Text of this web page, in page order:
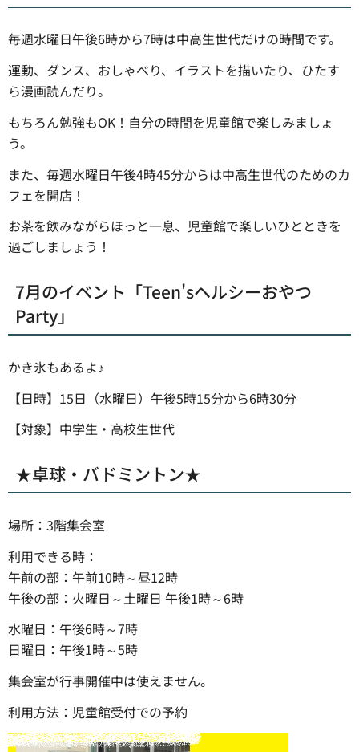
毎週水曜日午後6時から7時は中高生世代だけの時間です。
運動、ダンス、おしゃべり、イラストを描いたり、ひたす
ら漫画読んだり。
もちろん勉強もOK！自分の時間を児童館で楽しみましょ
う。
また、毎週水曜日午後4時45分からは中高生世代のためのカ
フェを開店！
お茶を飲みながらほっと一息、児童館で楽しいひとときを
過ごしましょう！
7月のイベント「Teen'sヘルシーおやつ
Party」
かき氷もあるよ♪
【日時】15日（水曜日）午後5時15分から6時30分
【対象】中学生・高校生世代
★卓球・バドミントン★
場所：3階集会室
利用できる時：
午前の部：午前10時～昼12時
午後の部：火曜日～土曜日 午後1時～6時
水曜日：午後6時～7時
日曜日：午後1時～5時
集会室が行事開催中は使えません。
利用方法：児童館受付での予約